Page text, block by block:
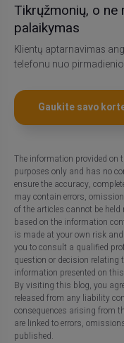
Tikrųžmonių, o
palaikymas
Klientų aptarnavimas
telefonu nuo
Gaukite savo
The information provided on
purposes only and has no
ensure the accuracy,
may contain errors,
of the articles cannot be
based on the information
is made at your own risk
you to consult a qualified
question or decision
information presented on
By visiting this blog, you
released from any liability
consequences arising from
are linked to errors,
published.